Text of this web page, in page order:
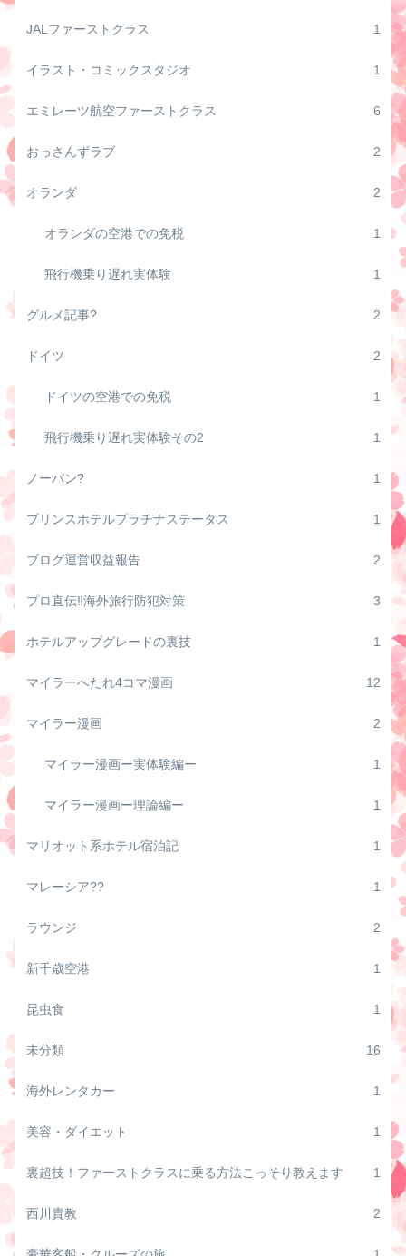
JALファーストクラス 1
イラスト・コミックスタジオ 1
エミレーツ航空ファーストクラス 6
おっさんずラブ 2
オランダ 2
オランダの空港での免税 1
飛行機乗り遅れ実体験 1
グルメ記事? 2
ドイツ 2
ドイツの空港での免税 1
飛行機乗り遅れ実体験その2 1
ノーパン? 1
プリンスホテルプラチナステータス 1
ブログ運営収益報告 2
プロ直伝‼️海外旅行防犯対策 3
ホテルアップグレードの裏技 1
マイラーへたれ4コマ漫画 12
マイラー漫画 2
マイラー漫画ー実体験編ー 1
マイラー漫画ー理論編ー 1
マリオット系ホテル宿泊記 1
マレーシア?? 1
ラウンジ 2
新千歳空港 1
昆虫食 1
未分類 16
海外レンタカー 1
美容・ダイエット 1
裏超技！ファーストクラスに乗る方法こっそり教えます 1
西川貴教 2